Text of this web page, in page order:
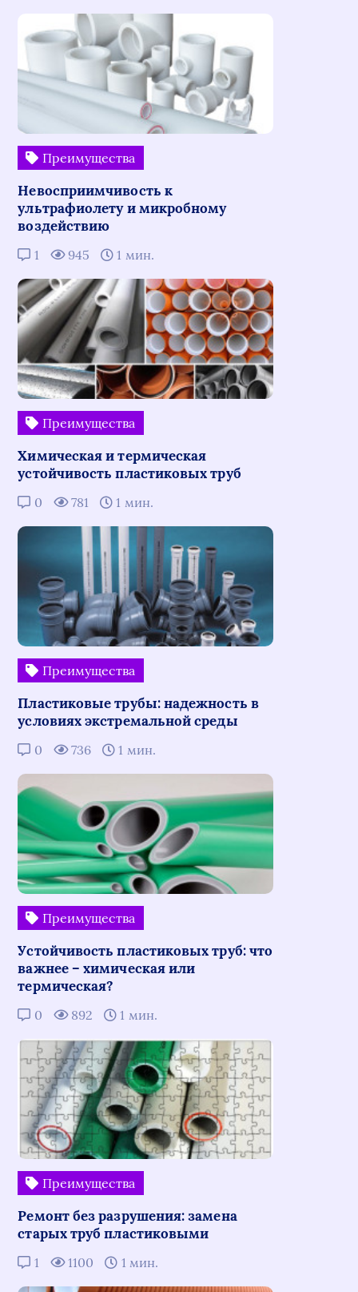
Преимущества
Невосприимчивость к
ультрафиолету и микробному
воздействию
1 945 1 мин.
Преимущества
Химическая и термическая
устойчивость пластиковых труб
0 781 1 мин.
Преимущества
Пластиковые трубы: надежность в
условиях экстремальной среды
0 736 1 мин.
Преимущества
Устойчивость пластиковых труб: что
важнее – химическая или
термическая?
0 892 1 мин.
Преимущества
Ремонт без разрушения: замена
старых труб пластиковыми
1 1100 1 мин.